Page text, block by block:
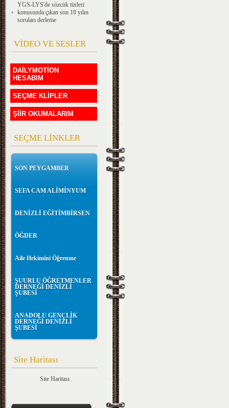
YGS-LYS'de sözcük türleri
konusunda çıkan son 10 yılın
soruları derleme
VİDEO VE SESLER
DAİLYMOTİON
HESABIM
SEÇME KLİPLER
ŞİİR OKUMALARIM
SEÇME LİNKLER
SON PEYGAMBER
SEFA CAM ALİMİNYUM
DENİZLİ EĞİTİMBİRSEN
ÖĞDER
Aile Hekimini Öğrenme
ŞUURLU ÖĞRETMENLER
DERNEĞİ DENİZLİ
ŞUBESİ
ANADOLU GENÇLİK
DERNEĞİ DENİZLİ
ŞUBESİ
Site Haritası
Site Haritası